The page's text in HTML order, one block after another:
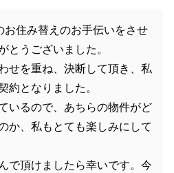
お住み替えのお手伝いをさせ
とうございました。
せを重ね、決断して頂き、私
約となりました。
いるので、あちらの物件がど
か、私もとても楽しみにして
で頂けましたら幸いです。今